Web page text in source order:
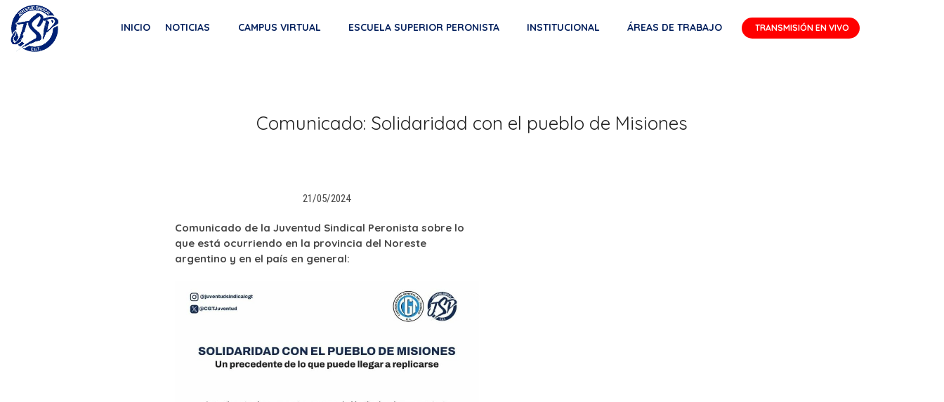
Saltar
contenido
JUVENTUD SINDICAL DE LA CGT
INICIO NOTICIAS CAMPUS VIRTUAL ESCUELA SUPERIOR PERONISTA INSTITUCIONAL ÁREAS DE TRABAJO TRANSMISIÓN EN VIVO
Comunicado: Solidaridad con el pueblo de Misiones
21/05/2024
Comunicado de la Juventud Sindical Peronista sobre lo
que está ocurriendo en la provincia del Noreste
argentino y en el país en general: